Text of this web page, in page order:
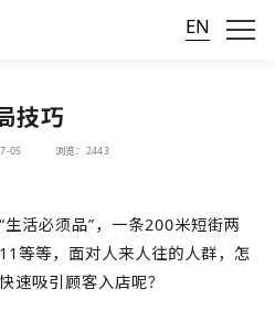
EN
技巧
05 浏览：2443
活必须品”，一条200米短街两
等等，面对人来人往的人群，怎
速吸引顾客入店呢？